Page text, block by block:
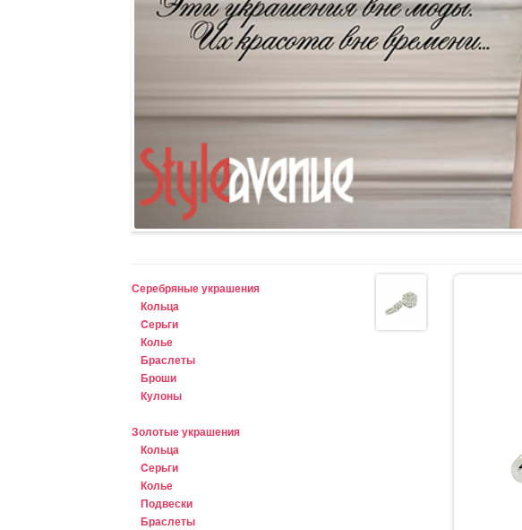
Серебряные украшения
Кольца
Cерьги
Колье
Браслеты
Броши
Кулоны
Золотые украшения
Кольца
Cерьги
Колье
Подвески
Браслеты